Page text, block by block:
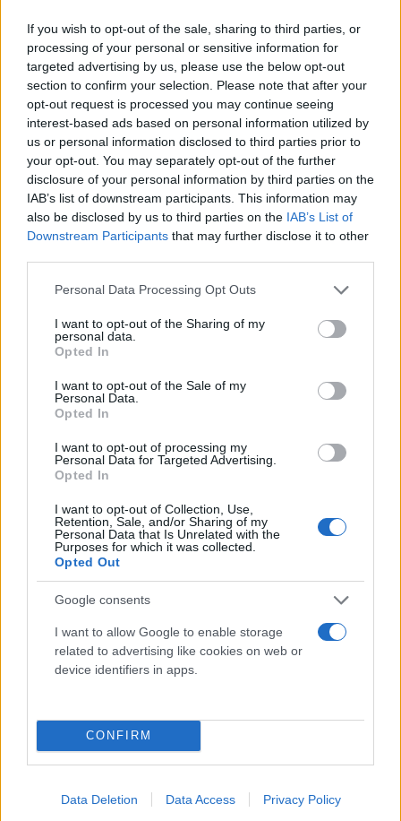
If you wish to opt-out of the sale, sharing to third parties, or
processing of your personal or sensitive information for
targeted advertising by us, please use the below opt-out
section to confirm your selection. Please note that after your
opt-out request is processed you may continue seeing
interest-based ads based on personal information utilized by
us or personal information disclosed to third parties prior to
your opt-out. You may separately opt-out of the further
disclosure of your personal information by third parties on the
IAB’s list of downstream participants. This information may
also be disclosed by us to third parties on the IAB’s List of
Downstream Participants that may further disclose it to other
Please note that this website/app uses one or more Google
not limited to your visit or usage behaviour. You may click to
grant or deny consent to Google and its third-party tags to
use your data for below specified purposes in below Google
consent section.
Personal Data Processing Opt Outs
I want to opt-out of the Sharing of my
personal data.
Opted In
I want to opt-out of the Sale of my
Personal Data.
Opted In
I want to opt-out of processing my
Personal Data for Targeted Advertising.
Opted In
I want to opt-out of Collection, Use,
Retention, Sale, and/or Sharing of my
Personal Data that Is Unrelated with the
Purposes for which it was collected.
Opted Out
Google consents
I want to allow Google to enable storage
related to advertising like cookies on web or
device identifiers in apps.
CONFIRM
Data Deletion Data Access Privacy Policy
τετράδα της άμυνας. Ρουμπέν, Κουρμπέλης και
Τσέριν στα χαφ, με τους Παλάσιος, Αϊτόρ στα
«φτερά» και τον Ιωαννίδη στην κορυφή της
επίθεσης.
Παναθηναϊκός (Ιβάν Γιοβάνοβιτς):Μπρινιόλι –
Κώτσιρας, Σάρλια, Μάγκνουσον, Γκάνεα – Ρουμπέν,
Κουρμπέλης, Τσέριν – Παλάσιος, Ιωαννίδης, Αϊτόρ.